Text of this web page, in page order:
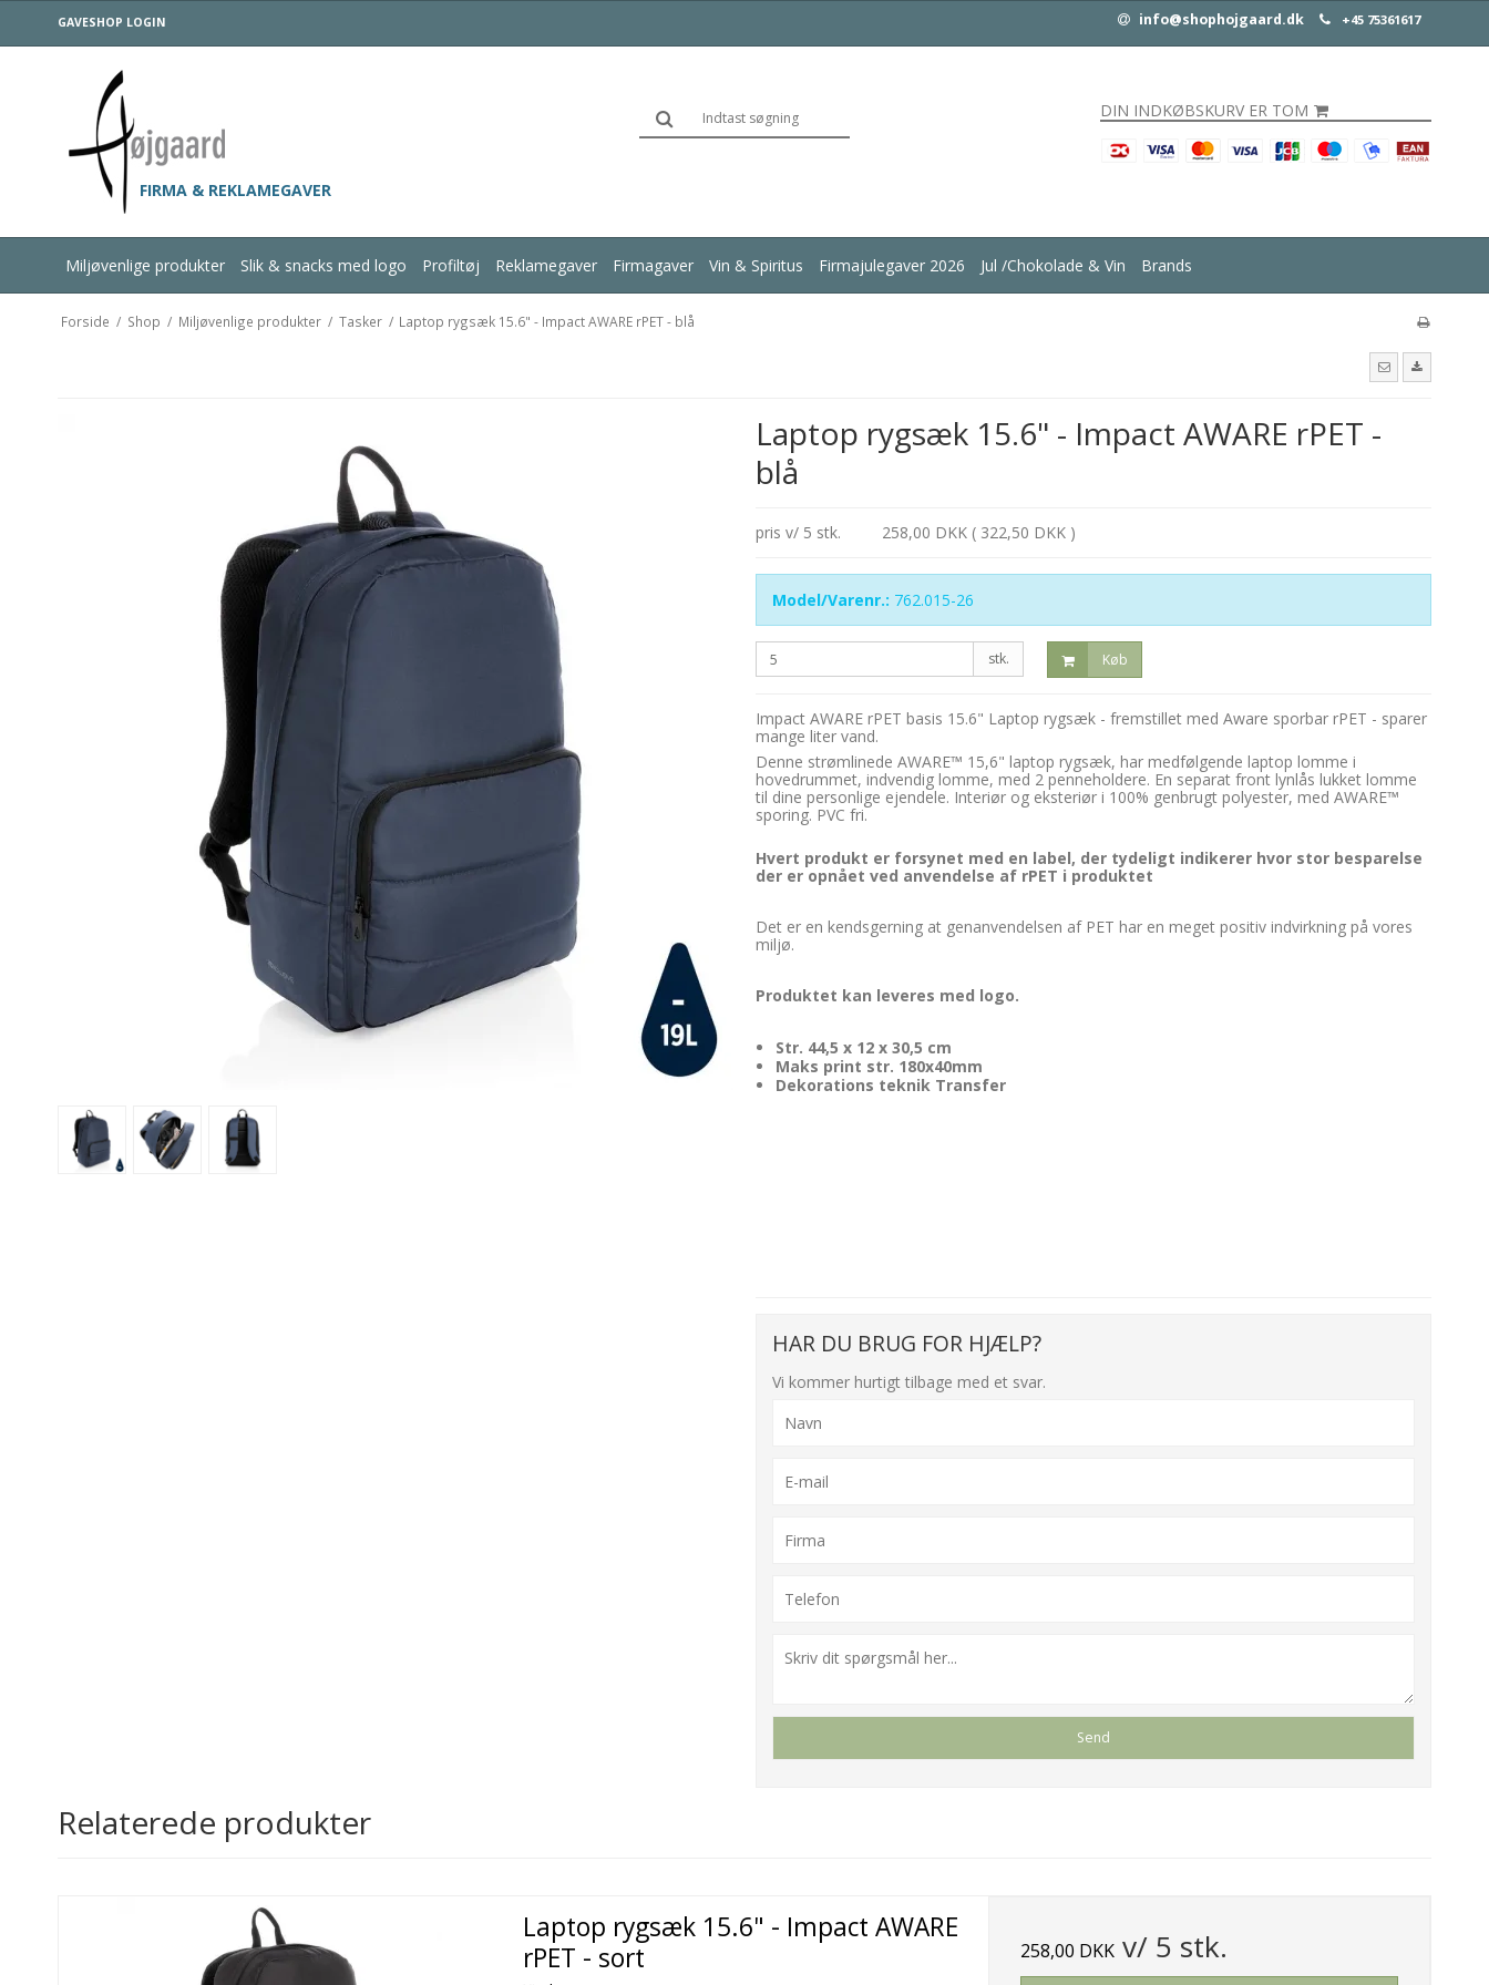
GAVESHOP LOGIN info@shophojgaard.dk +45 75361617
FIRMA & REKLAMEGAVER
DIN INDKØBSKURV ER TOM
Miljøvenlige produkter Slik & snacks med logo Profiltøj Reklamegaver Firmagaver Vin & Spiritus Firmajulegaver 2026 Jul /Chokolade & Vin Brands
Forside / Shop / Miljøvenlige produkter / Tasker / Laptop rygsæk 15.6" - Impact AWARE rPET - blå
Laptop rygsæk 15.6" - Impact AWARE rPET -
blå
pris v/ 5 stk. 258,00 DKK ( 322,50 DKK )
Model/Varenr.: 762.015-26
stk. Køb
Impact AWARE rPET basis 15.6" Laptop rygsæk - fremstillet med Aware sporbar rPET - sparer
mange liter vand.
Denne strømlinede AWARE™ 15,6" laptop rygsæk, har medfølgende laptop lomme i
hovedrummet, indvendig lomme, med 2 penneholdere. En separat front lynlås lukket lomme
til dine personlige ejendele. Interiør og eksteriør i 100% genbrugt polyester, med AWARE™
sporing. PVC fri.
Hvert produkt er forsynet med en label, der tydeligt indikerer hvor stor besparelse
der er opnået ved anvendelse af rPET i produktet
Det er en kendsgerning at genanvendelsen af PET har en meget positiv indvirkning på vores
miljø.
Produktet kan leveres med logo.
Str. 44,5 x 12 x 30,5 cm
Maks print str. 180x40mm
Dekorations teknik Transfer
HAR DU BRUG FOR HJÆLP?
Vi kommer hurtigt tilbage med et svar.
Relaterede produkter
Laptop rygsæk 15.6" - Impact AWARE
rPET - sort
258,00 DKKv/ 5 stk.